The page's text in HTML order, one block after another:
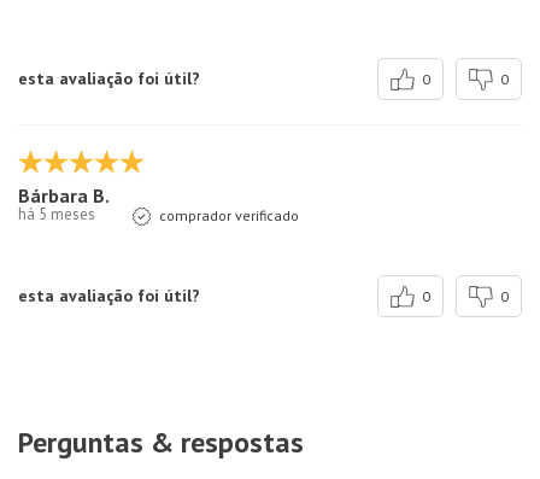
esta avaliação foi útil? 0 0
Bárbara B.
há 5 meses comprador verificado
esta avaliação foi útil? 0 0
Perguntas & respostas